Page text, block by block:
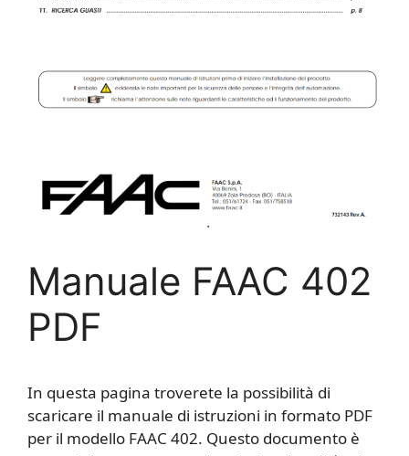
Manuale FAAC 402
PDF
In questa pagina troverete la possibilità di
scaricare il manuale di istruzioni in formato PDF
per il modello FAAC 402. Questo documento è